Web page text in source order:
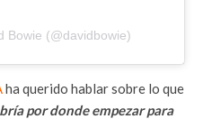
Bowie (@davidbowie)
ha querido hablar sobre lo que
por donde empezar para